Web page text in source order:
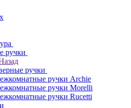
ручки
ручки
ручки Archie
ручки Morelli
ручки Rucetti